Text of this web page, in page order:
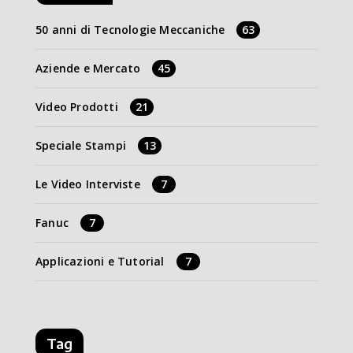
50 anni di Tecnologie Meccaniche 63
Aziende e Mercato 45
Video Prodotti 21
Speciale Stampi 13
Le Video Interviste 7
Fanuc 7
Applicazioni e Tutorial 7
Tag